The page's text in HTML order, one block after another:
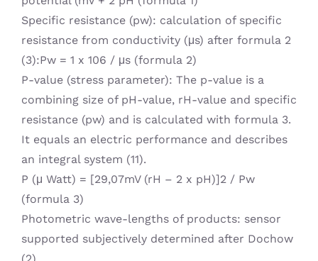
Specific resistance (pw): calculation of specific
resistance from conductivity (μs) after formula 2
(3):Pw = 1 x 106 / μs (formula 2)
P-value (stress parameter): The p-value is a
combining size of pH-value, rH-value and specific
resistance (pw) and is calculated with formula 3.
It equals an electric performance and describes
an integral system (11).
P (μ Watt) = [29,07mV (rH – 2 x pH)]2 / Pw
(formula 3)
Photometric wave-lengths of products: sensor
supported subjectively determined after Dochow
(2)